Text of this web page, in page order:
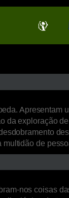
da exploração
multidão de
nos coisas